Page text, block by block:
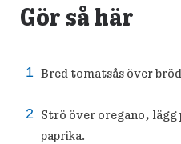
Gör så här
Bred tomatsås över
Strö över oregano, lägg
paprika.